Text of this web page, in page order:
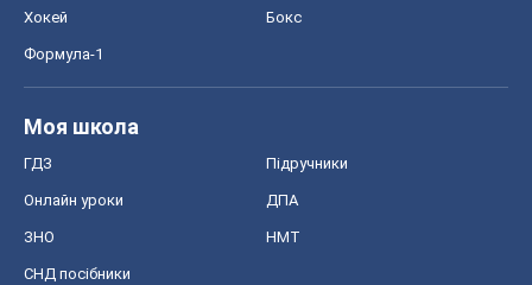
Хокей Бокс
Формула-1
Моя школа
ГДЗ Підручники
Онлайн уроки ДПА
ЗНО НМТ
СНД посібники